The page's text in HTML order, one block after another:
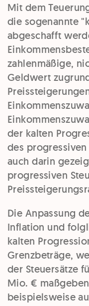
Mit dem
die sogenannte
abgeschafft
zahlenmäßige,
Geldwert
der kalten
des
auch darin
progressiven
Die Anpassung
Inflation und
kalten
Grenzbeträge,
der Steuersätze
Mio. €
beispielsweise